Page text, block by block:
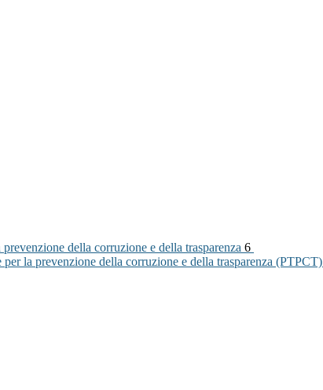
della corruzione e della trasparenza 6
per la prevenzione della corruzione e della trasparenza (PTPCT)